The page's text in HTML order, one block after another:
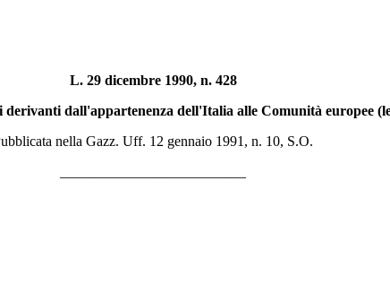
L. 29 dicembre 1990, n. 428
dall'appartenenza dell'Italia alle Comunità europee
nella Gazz. Uff. 12 gennaio 1991, n. 10, S.O.